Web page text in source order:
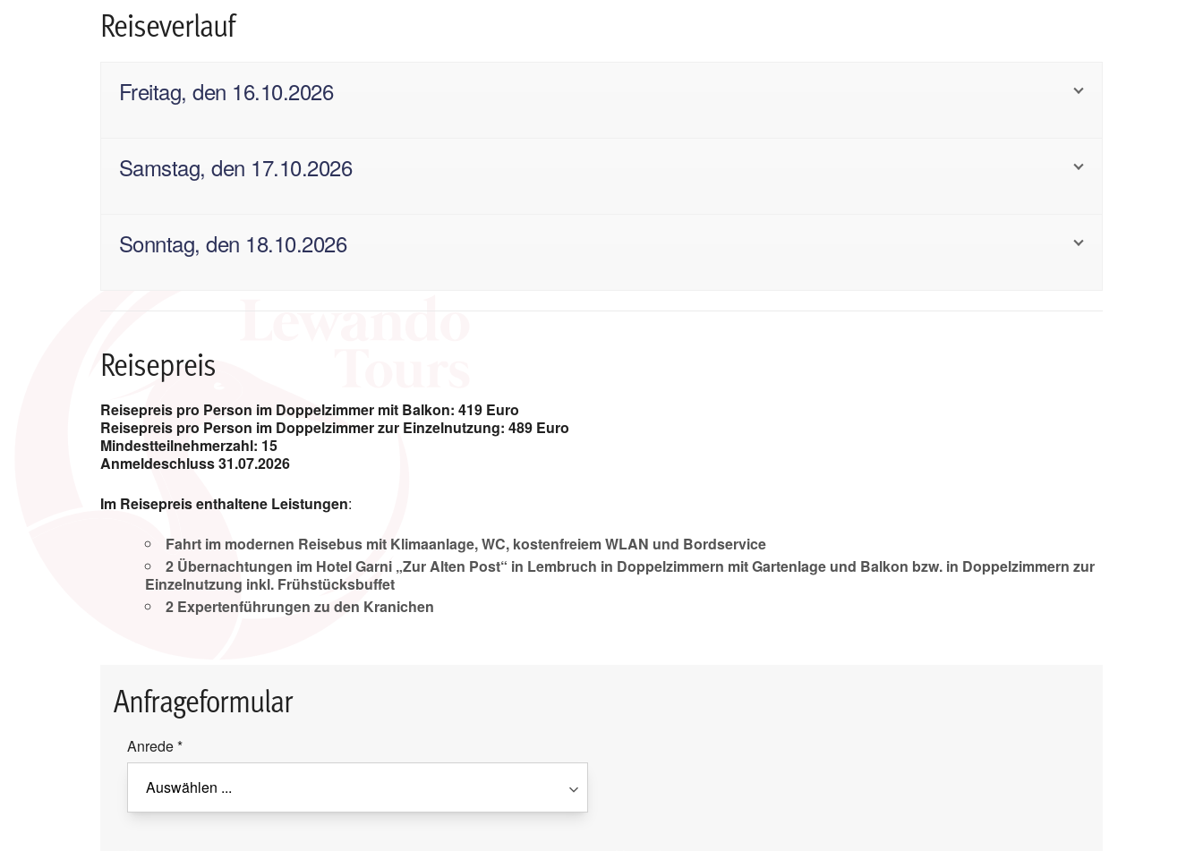
Reiseverlauf
Freitag, den 16.10.2026
Samstag, den 17.10.2026
Sonntag, den 18.10.2026
Reisepreis
Reisepreis pro Person im Doppelzimmer mit Balkon: 419 Euro
Reisepreis pro Person im Doppelzimmer zur Einzelnutzung: 489 Euro
Mindestteilnehmerzahl: 15
Anmeldeschluss 31.07.2026
Im Reisepreis enthaltene Leistungen:
Fahrt im modernen Reisebus mit Klimaanlage, WC, kostenfreiem WLAN und Bordservice
2 Übernachtungen im Hotel Garni „Zur Alten Post“ in Lembruch in Doppelzimmern mit Gartenlage und Balkon bzw. in Doppelzimmern zur
Einzelnutzung inkl. Frühstücksbuffet
2 Expertenführungen zu den Kranichen
Anfrageformular
Anrede*